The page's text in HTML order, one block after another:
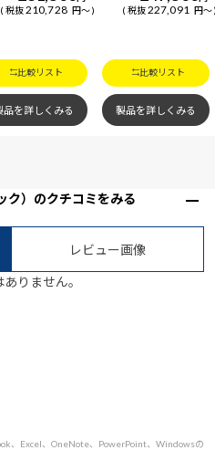
税抜 210,728 円～
比較リスト
品を詳しくみる
税抜 227,091 円～
比較リスト
製品を詳しくみる
ク）のクチコミをみる
レビュー画像
りません。
、Excel、OneNote、PowerPoint、Windowsの